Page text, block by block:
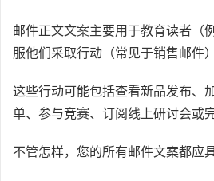
邮件正文文案主要用于教育读者（
服他们采取行动（常见于销售邮件）
这些行动可能包括查看新品发布、
单、参与竞赛、订阅线上研讨会或
不管怎样，您的所有邮件文案都应